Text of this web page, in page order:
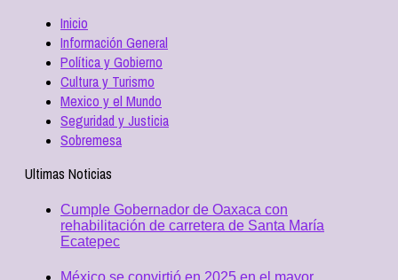
Inicio
Información General
Política y Gobierno
Cultura y Turismo
Mexico y el Mundo
Seguridad y Justicia
Sobremesa
Ultimas Noticias
Cumple Gobernador de Oaxaca con
rehabilitación de carretera de Santa María
Ecatepec
México se convirtió en 2025 en el mayor